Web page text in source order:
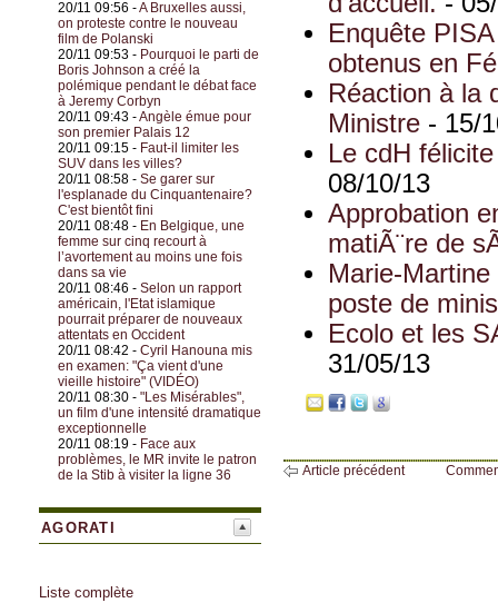
20/11 09:56 -A Bruxelles aussi,
on proteste contre le nouveau
film de Polanski
20/11 09:53 - Pourquoi le parti de
Boris Johnson a créé la
polémique pendant le débat face
à Jeremy Corbyn
20/11 09:43 -Angèle émue pour
son premier Palais 12
20/11 09:15 - Faut-il limiter les
SUV dans les villes?
20/11 08:58 - Se garer sur
l'esplanade du Cinquantenaire?
C'est bientôt fini
20/11 08:48 - En Belgique, une
femme sur cinq recourt à
l’avortement au moins une fois
dans sa vie
20/11 08:46 - Selon un rapport
américain, l'Etat islamique
pourrait préparer de nouveaux
attentats en Occident
20/11 08:42 - Cyril Hanouna mis
en examen: "Ça vient d'une
vieille histoire" (VIDÉO)
20/11 08:30 - "Les Misérables",
un film d'une intensité dramatique
exceptionnelle
20/11 08:19 - Face aux
problèmes, le MR invite le patron
de la Stib à visiter la ligne 36
AGORATI
Liste complète
Enquête
obtenus en
Réaction à la
Ministre - 15/
Le cdH
08/10/13
Approbation
matiÃ¨re de
Marie-
poste de
Ecolo et les
31/05/13
Article précédent